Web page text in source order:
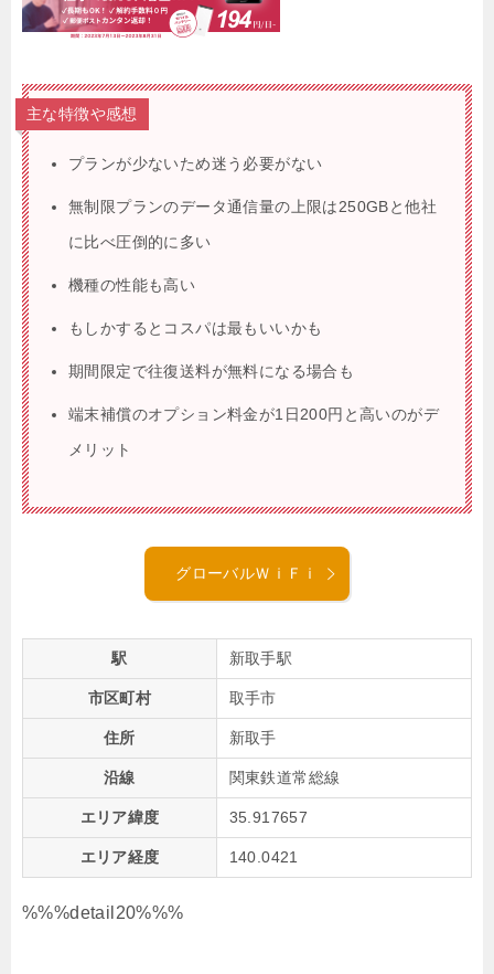
主な特徴や感想
プランが少ないため迷う必要がない
無制限プランのデータ通信量の上限は250GBと他社
に比べ圧倒的に多い
機種の性能も高い
もしかするとコスパは最もいいかも
期間限定で往復送料が無料になる場合も
端末補償のオプション料金が1日200円と高いのがデ
メリット
グローバルＷｉＦｉ
駅 新取手駅
市区町村 取手市
住所 新取手
沿線 関東鉄道常総線
エリア緯度 35.917657
エリア経度 140.0421
%%%detail20%%%